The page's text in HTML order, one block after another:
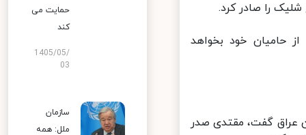
را صادر کرد.
حامیان خود بخواهد
گفت، مقتدی صدر
حمایت می
کند
1405/05/
03
سازمان
ملل: همه